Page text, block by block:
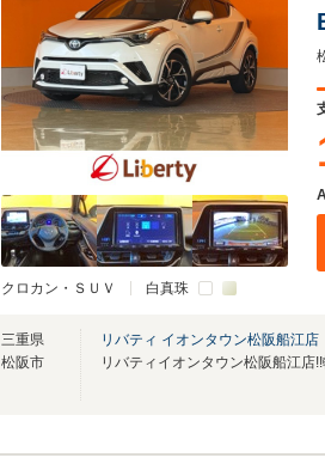
クロカン・ＳＵＶ 白真珠
三重県
松阪市
リバティ イオンタウン松阪船江店